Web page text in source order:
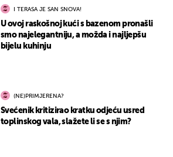
I TERASA JE SAN SNOVA!
U ovoj raskošnoj kući s bazenom pronašli
smo najelegantniju, a možda i najljepšu
bijelu kuhinju
(NE)PRIMJERENA?
Svećenik kritizirao kratku odjeću usred
toplinskog vala, slažete li se s njim?